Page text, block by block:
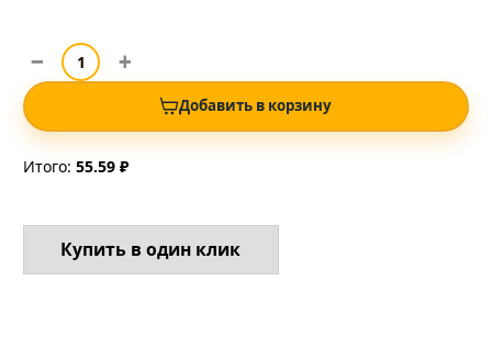
Добавить в корзину
Итого: 55.59 ₽
Купить в один клик